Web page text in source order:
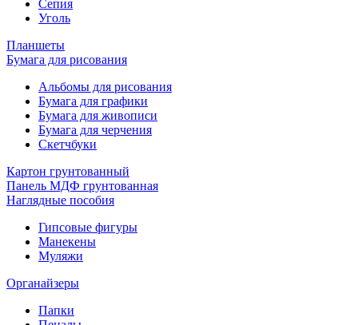
Сепия
Уголь
Планшеты
Бумага для рисования
Альбомы для рисования
Бумага для графики
Бумага для живописи
Бумага для черчения
Скетчбуки
Картон грунтованный
Панель МДФ грунтованная
Наглядные пособия
Гипсовые фигуры
Манекены
Муляжи
Органайзеры
Папки